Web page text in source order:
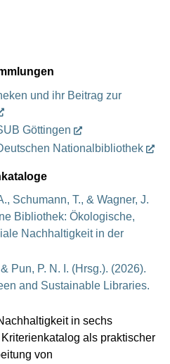
und ihr Beitrag zur
Göttingen
Nationalbibliothek
Schumann, T., & Wagner, J.
Bibliothek: Ökologische,
Nachhaltigkeit in der
Pun, P. N. I. (Hrsg.). (2026).
and Sustainable Libraries.
in sechs
als praktischer
von